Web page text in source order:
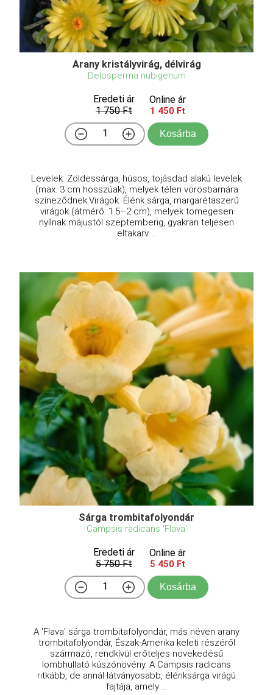
Arany kristályvirág, délvirág
Delosperma nubigenum
Eredeti ár
1 750 Ft
Online ár
1 450 Ft
Kosárba
Levelek: Zöldessárga, húsos, tojásdad alakú levelek
(max. 3 cm hosszúak), melyek télen vörösbarnára
színeződnek.Virágok: Élénk sárga, margarétaszerű
virágok (átmérő: 1.5–2 cm), melyek tömegesen
nyílnak májustól szeptemberig, gyakran teljesen
eltakarv ...
Sárga trombitafolyondár
Campsis radicans 'Flava'
Eredeti ár
5 750 Ft
Online ár
5 450 Ft
Kosárba
A 'Flava' sárga trombitafolyondár, más néven arany
trombitafolyondár, Észak-Amerika keleti részéről
származó, rendkívül erőteljes növekedésű
lombhullató kúszónövény. A Campsis radicans
ritkább, de annál látványosabb, élénksárga virágú
fajtája, amely ...